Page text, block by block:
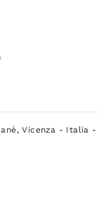
Vicenza - Italia -